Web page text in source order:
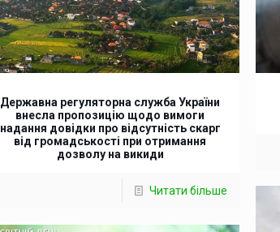
Державна регуляторна служба України
внесла пропозицію щодо вимоги
надання довідки про відсутність скарг
від громадськості при отримання
дозволу на викиди
Читати більше